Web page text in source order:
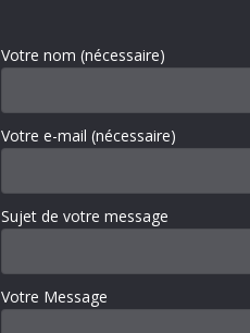
Votre nom (nécessaire)
Votre e-mail (nécessaire)
Sujet de votre message
Votre Message